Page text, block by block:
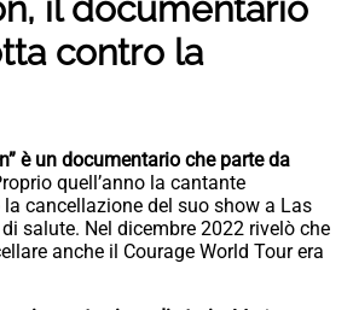
il documentario
contro la
è un documentario che parte da
quell’anno la cantante
cancellazione del suo show a Las
salute. Nel dicembre 2022 rivelò che
anche il Courage World Tour era